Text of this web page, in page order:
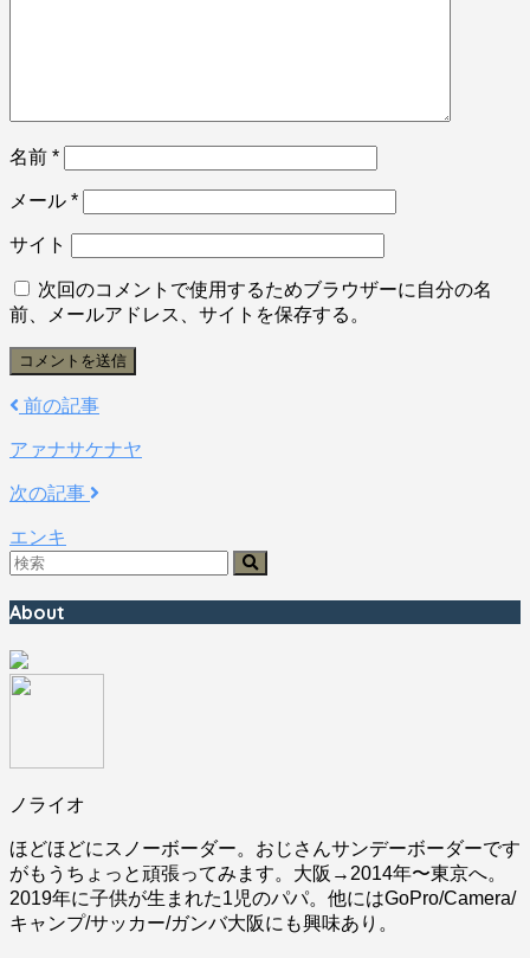
名前 *
メール *
サイト
次回のコメントで使用するためブラウザーに自分の名
前、メールアドレス、サイトを保存する。
前の記事
アァナサケナヤ
次の記事
エンキ
About
ノライオ
ほどほどにスノーボーダー。おじさんサンデーボーダーです
がもうちょっと頑張ってみます。大阪→2014年〜東京へ。
2019年に子供が生まれた1児のパパ。他にはGoPro/Camera/
キャンプ/サッカー/ガンバ大阪にも興味あり。